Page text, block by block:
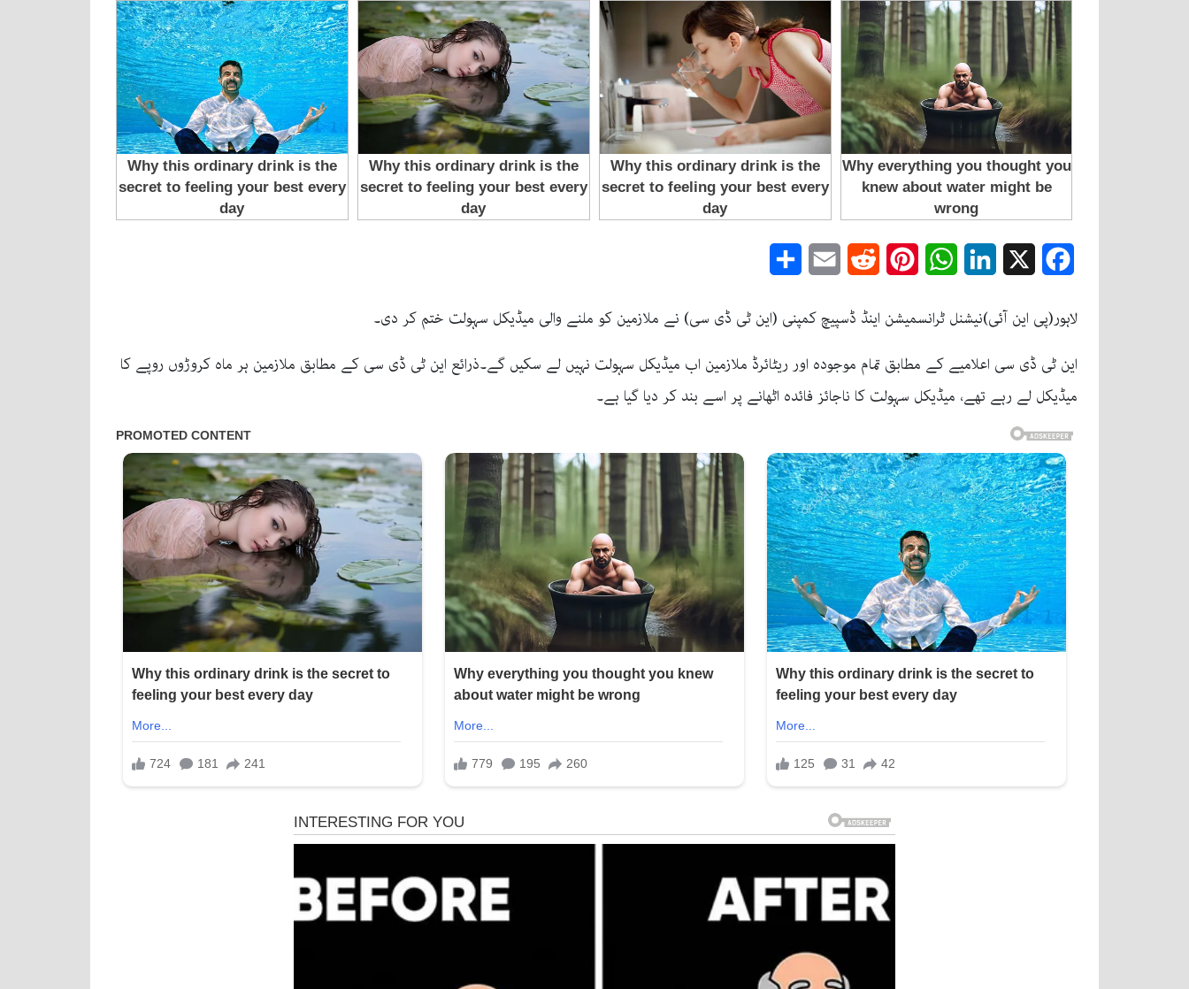
Facebook
LinkedIn
WhatsApp
Pinterest
Reddit
Email
لاہور(پی این آئی)نیشنل ٹرانسمیشن اینڈ ڈسپیچ کمپنی (این ٹی ڈی سی) نے ملازمین کو ملنے والی میڈیکل سہولت ختم کر دی۔
این ٹی ڈی سی اعلامیے کے مطابق تمام موجودہ اور ریٹائرڈ ملازمین اب میڈیکل سہولت نہیں لے سکیں گے۔ذرائع این ٹی ڈی سی کے مطابق ملازمین ہر ماہ کروڑوں روپے کا
میڈیکل لے رہے تھے، میڈیکل سہولت کا ناجائز فائدہ اٹھانے پر اسے بند کر دیا گیا ہے۔